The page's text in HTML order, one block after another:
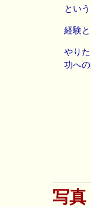
とい
経験
やり
功へ
写真